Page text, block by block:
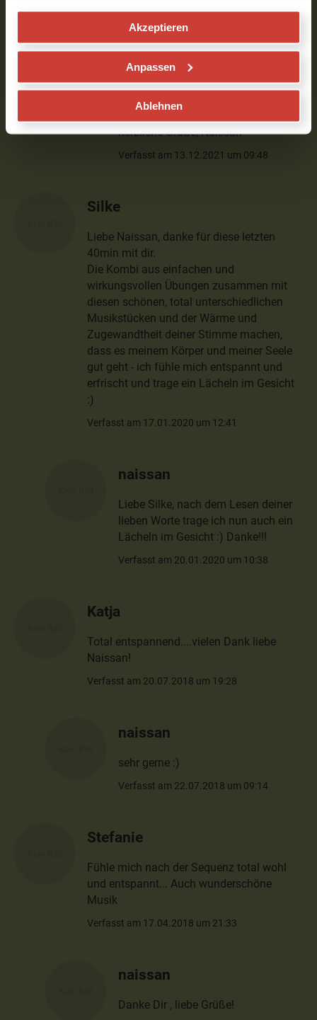
Akzeptieren
Anpassen
Ablehnen
sorry Crisis für die späte Antwort zu
deinem Feedback das ich wirklich
sehr sehr wunderbar finde! Ich danke
dir dafür und werde mal drüber
nachdenken nochmal ein
herzliche Grüße, Naissan
Verfasst am 13.12.2021 um 09:48
Silke
Liebe Naissan, danke für diese letzten
40min mit dir.
Die Kombi aus einfachen und
wirkungsvollen Übungen zusammen mit
diesen schönen, total unterschiedlichen
Musikstücken und der Wärme und
Zugewandtheit deiner Stimme machen,
dass es meinem Körper und meiner Seele
gut geht - ich fühle mich entspannt und
erfrischt und trage ein Lächeln im Gesicht
:)
Verfasst am 17.01.2020 um 12:41
naissan
Liebe Silke, nach dem Lesen deiner
lieben Worte trage ich nun auch ein
Lächeln im Gesicht :) Danke!!!
Verfasst am 20.01.2020 um 10:38
Katja
Total entspannend....vielen Dank liebe
Naissan!
Verfasst am 20.07.2018 um 19:28
naissan
sehr gerne :)
Verfasst am 22.07.2018 um 09:14
Stefanie
Fühle mich nach der Sequenz total wohl
und entspannt... Auch wunderschöne
Musik
Verfasst am 17.04.2018 um 21:33
naissan
Danke Dir , liebe Grüße!